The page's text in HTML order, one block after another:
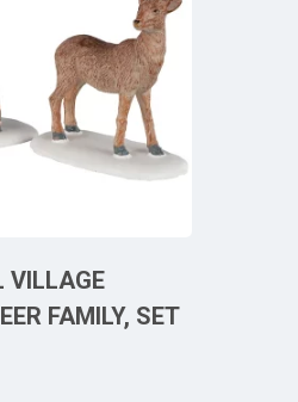
VILLAGE
FAMILY, SET